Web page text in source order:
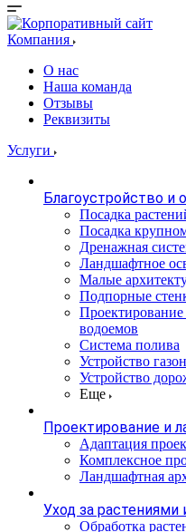
Компания
О нас
Наша команда
Отзывы
Реквизиты
Услуги
Благоустройство и
Посадка
Посадка
Дренажная
Ландшафтное
Малые
Подпорные
Проектирование
водоемов
Система полива
Устройство
Устройство
Еще
Проектирование и
Адаптация
Комплексное
Ландшафтная
Уход за растениями
Обработка